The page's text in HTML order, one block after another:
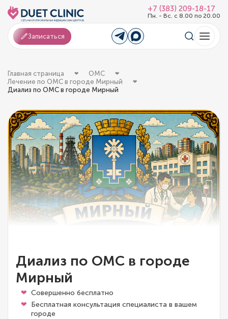
+7 (383) 209-18-17
Пн. - Вс. с 8.00 по 20.00
Записаться
Главная страница
ОМС
Лечение по ОМС в городе Мирный
Диализ по ОМС в городе Мирный
Диализ по ОМС в городе
Мирный
Совершенно бесплатно
Бесплатная консультация специалиста в вашем
городе